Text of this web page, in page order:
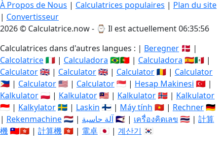
À Propos de Nous | Calculatrices populaires | Plan du site
| Convertisseur
2026 © Calculatrice.now - ⌚ Il est actuellement 06:35:57
Calculatrices dans d'autres langues : | Beregner 🇩🇰 |
Calcolatrice🇮🇹 | Calculadora 🇧🇷🇵🇹 | Calculadora 🇪🇸🇲🇽 |
Calculator🇬🇧 | Calculator🇬🇧 | Calculator🇷🇴 | Calculator
🇵🇭 | Calculator🇺🇸 | Calculator🇸🇬 | Hesap Makinesi 🇹🇷 |
Kalkulator🇵🇱 | Kalkulator🇲🇾 | Kalkulator🇳🇴 | Kalkulator
🇮🇩 | Kalkylator🇸🇪 | Laskin 🇫🇮 | Máy tính 🇻🇳 | Rechner🇩🇪
| Rekenmachine🇳🇱 | آلة حاسبة🇸🇦 | เครื่องคิดเลข 🇹🇭 | 計算
機🇹🇼🇭🇰 | 計算機🇭🇰 | 電卓 🇯🇵 | 계산기 🇰🇷